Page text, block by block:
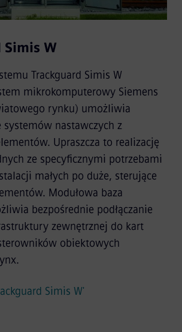
Simis W
Trackguard Simis W
mikrokomputerowy Siemens
rynku) umożliwia
nastawczych z
Upraszcza to realizację
ze specyficznymi potrzebami
małych po duże, sterujące
Modułowa baza
bezpośrednie podłączanie
zewnętrznej do kart
obiektowych
Simis W'